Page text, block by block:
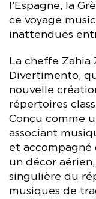
l’Espagne, la
ce voyage
inattendues
La cheffe Zahia
Divertimento,
nouvelle
répertoires
Conçu comme
associant
et accompagné
un décor aérien,
singulière du
musiques de